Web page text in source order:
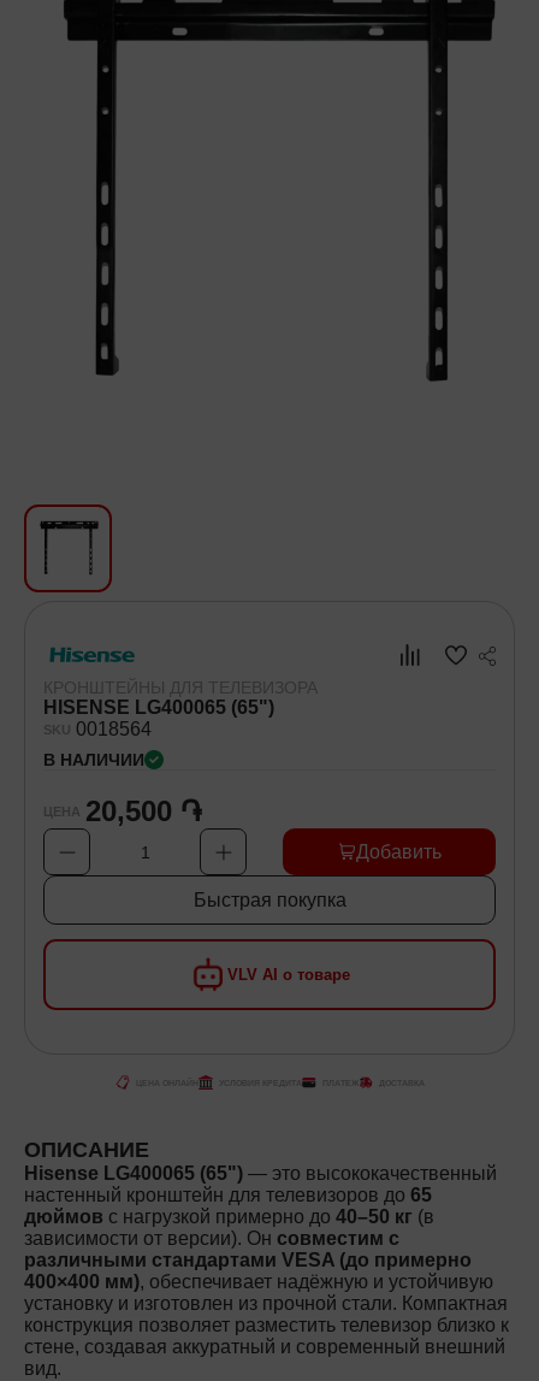
Для кухни
Инструменты
Санкерамика
Дом и Сад
Посуда
Хозяйственные товары
Самокаты и Гироскутеры
VLV AI о товаре
КРОНШТЕЙНЫ ДЛЯ ТЕЛЕВИЗОРА
HISENSE LG400065 (65")
SKU 0018564
В НАЛИЧИИ
ЦЕНА 20,500 ֏
1 Добавить
Быстрая покупка
ЦЕНА ОНЛАЙН УСЛОВИЯ КРЕДИТА ПЛАТЕЖ ДОСТАВКА
ОПИСАНИЕ
Hisense LG400065 (65") — это высококачественный
настенный кронштейн для телевизоров до 65
дюймов с нагрузкой примерно до 40–50 кг (в
зависимости от версии). Он совместим с
различными стандартами VESA (до примерно
400×400 мм), обеспечивает надёжную и устойчивую
установку и изготовлен из прочной стали. Компактная
конструкция позволяет разместить телевизор близко к
стене, создавая аккуратный и современный внешний
вид.